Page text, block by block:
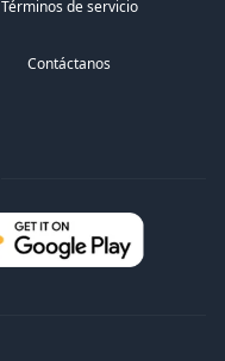
Términos de servicio
Contáctanos